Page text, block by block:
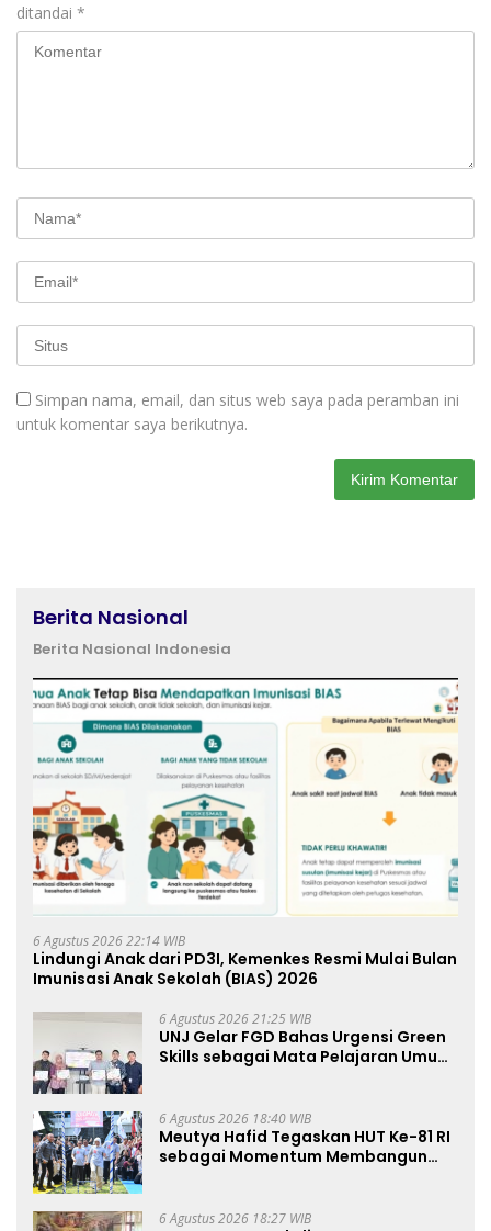
ditandai *
Simpan nama, email, dan situs web saya pada peramban ini
untuk komentar saya berikutnya.
Berita Nasional
Berita Nasional Indonesia
6 Agustus 2026 22:14 WIB
Lindungi Anak dari PD3I, Kemenkes Resmi Mulai Bulan
Imunisasi Anak Sekolah (BIAS) 2026
6 Agustus 2026 21:25 WIB
UNJ Gelar FGD Bahas Urgensi Green
Skills sebagai Mata Pelajaran Umum
6 Agustus 2026 18:40 WIB
Meutya Hafid Tegaskan HUT Ke-81 RI
sebagai Momentum Membangun
6 Agustus 2026 18:27 WIB